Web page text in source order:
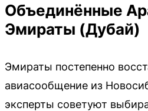
Объединённые
Эмираты (Дубай)
Эмираты постепенно
авиасообщение из
эксперты советуют